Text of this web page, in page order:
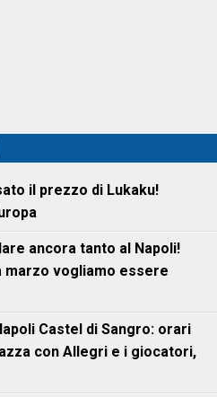
il prezzo di Lukaku!
ancora tanto al Napoli!
marzo vogliamo essere
Castel di Sangro: orari
con Allegri e i giocatori,